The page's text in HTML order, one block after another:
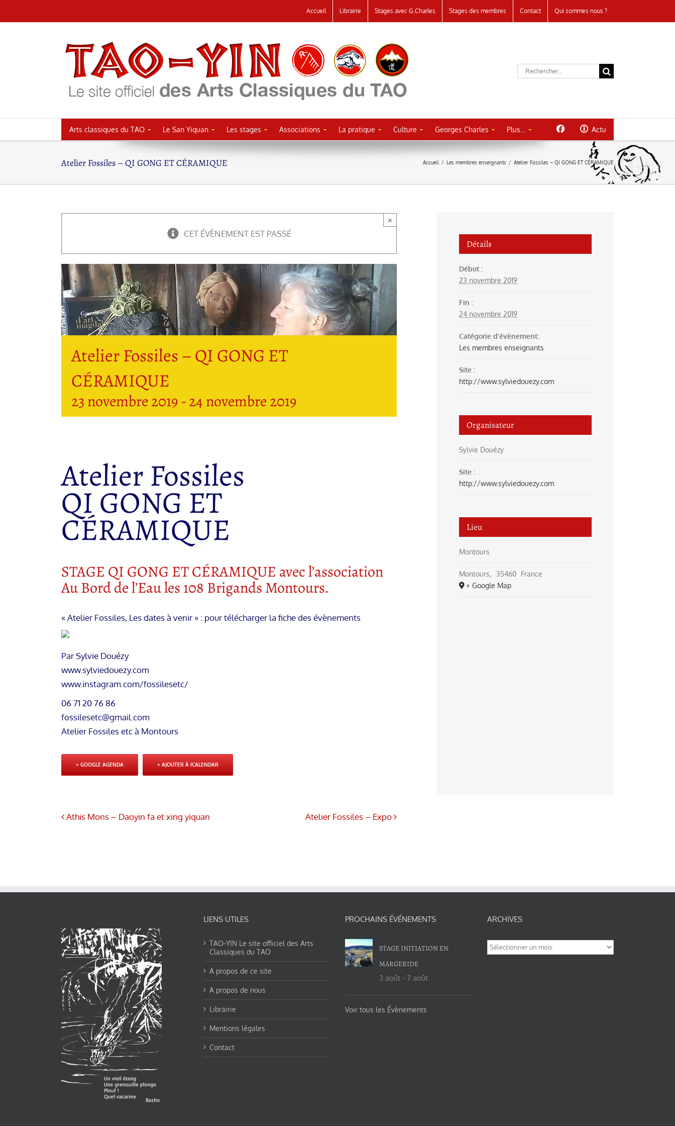
au
Accueil Librairie Stages avec G.Charles Stages des membres Contact Qui sommes nous ?
Rechercher:
Arts classiques du TAO Le San Yiquan Les stages Associations La pratique Culture Georges Charles Plus… Actu
Atelier Fossiles – QI GONG ET CÉRAMIQUE Accueil / Les membres enseignants / Atelier Fossiles – QI GONG ET CÉRAMIQUE
CET ÉVÈNEMENT EST PASSÉ
×
Atelier Fossiles – QI GONG ET
CÉRAMIQUE
23 novembre 2019 -24 novembre 2019
Atelier Fossiles
QI GONG ET
CÉRAMIQUE
STAGE QI GONG ET CÉRAMIQUE avecl’association
Au Bord de l’Eau les 108 Brigands Montours.
« Atelier Fossiles, Les dates à venir » : pour télécharger la fiche des évènements
Par Sylvie Douézy
www.sylviedouezy.com
www.instagram.com/fossilesetc/
06 71 20 76 86
fossilesetc@gmail.com
Atelier Fossiles etc à Montours
+ GOOGLE AGENDA + AJOUTER À ICALENDAR
Athis Mons – Daoyin fa et xing yiquan Atelier Fossiles – Expo
Détails
Début :
23 novembre 2019
Fin :
24 novembre 2019
Catégorie d’évènement:
Les membres enseignants
Site :
http://www.sylviedouezy.com
Organisateur
Sylvie Douézy
Site :
http://www.sylviedouezy.com
Lieu
Montours
Montours, 35460
France
+ Google Map
LIENS UTILES
TAO-YIN Le site officiel des Arts
Classiques du TAO
A propos de ce site
A propos de nous
Librairie
Mentions légales
Contact
PROCHAINS ÉVÉNEMENTS
STAGE INITIATION EN
MARGERIDE
3 août - 7 août
Voir tous les Évènements
ARCHIVES
Archives